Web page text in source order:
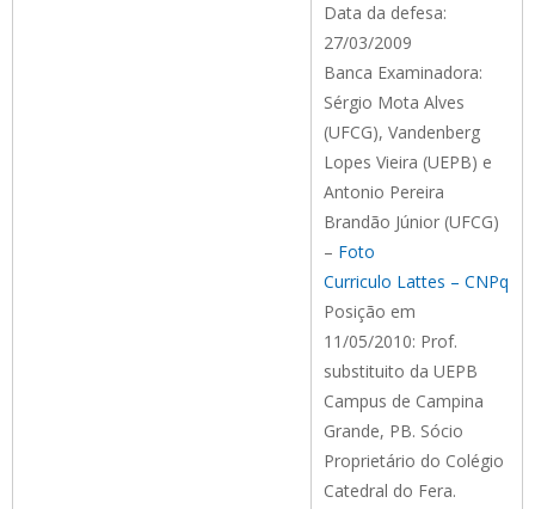
Data da defesa:
27/03/2009
Banca Examinadora:
Sérgio Mota Alves
(UFCG), Vandenberg
Lopes Vieira (UEPB) e
Antonio Pereira
Brandão Júnior (UFCG)
– Foto
Curriculo Lattes – CNPq
Posição em
11/05/2010: Prof.
substituito da UEPB 
Campus de Campina
Grande, PB. Sócio
Proprietário do Colégio
Catedral do Fera.